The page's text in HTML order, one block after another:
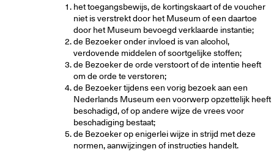
het toegangsbewijs, de kortingskaart of de voucher
niet is verstrekt door het Museum of een daartoe
door het Museum bevoegd verklaarde instantie;
de Bezoeker onder invloed is van alcohol,
verdovende middelen of soortgelijke stoffen;
de Bezoeker de orde verstoort of de intentie heeft
om de orde te verstoren;
de Bezoeker tijdens een vorig bezoek aan een
Nederlands Museum een voorwerp opzettelijk heeft
beschadigd, of op andere wijze de vrees voor
beschadiging bestaat;
de Bezoeker op enigerlei wijze in strijd met deze
normen, aanwijzingen of instructies handelt.